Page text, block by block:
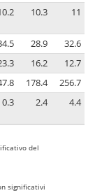
10.3 11
28.9
32.6
16.2
12.7
178.4
256.7
0.3 2.4 4.4
del
significativi